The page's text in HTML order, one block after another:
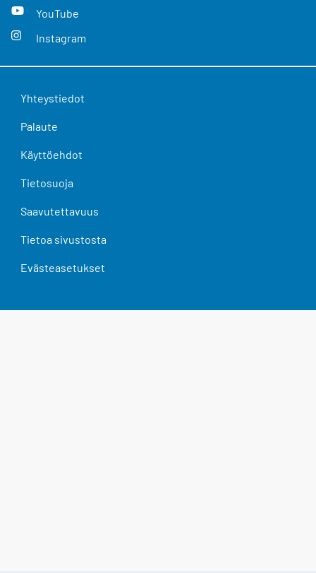
YouTube
Instagram
Yhteystiedot
Palaute
Käyttöehdot
Tietosuoja
Saavutettavuus
Tietoa sivustosta
Evästeasetukset